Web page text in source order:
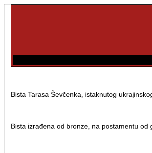
Bista Tarasa Ševčenka, istaknutog
Bista izrađena od bronze, na postamentu od